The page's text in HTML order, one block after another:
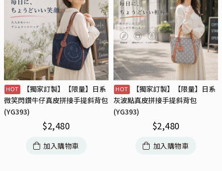
【獨家訂製】【限量】日系
微笑閃鑽牛仔真皮拼接手提斜背包
(YG393)
$2,480
加入購物車
【獨家訂製】【限量】日系
灰波點真皮拼接手提斜背包
(YG393)
$2,480
加入購物車